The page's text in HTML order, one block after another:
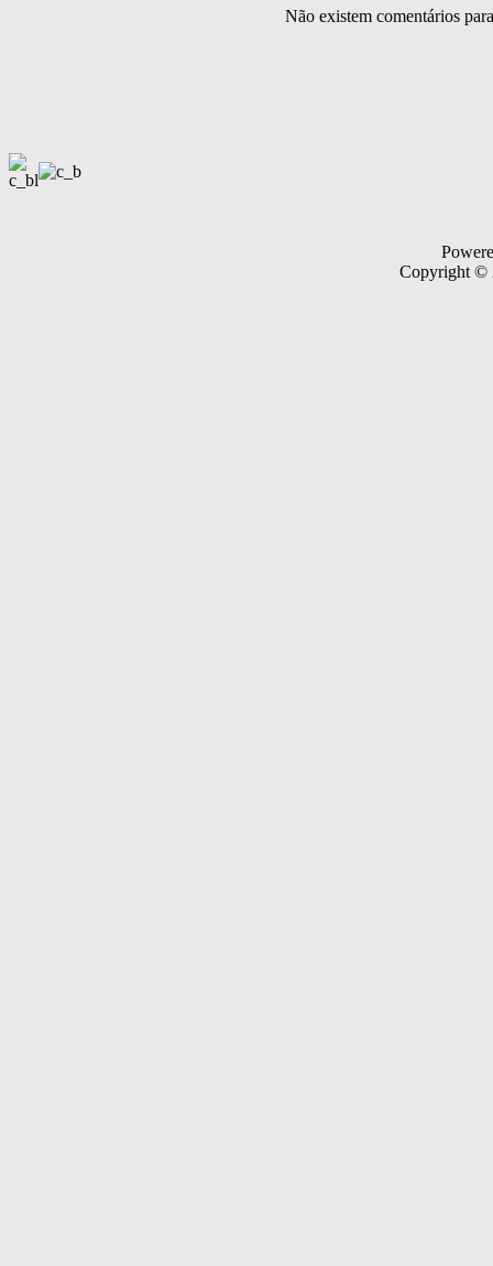
Não existem comentários
Copyright ©